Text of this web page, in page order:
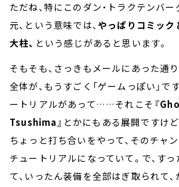
ただね、特にこのダン・トラクテンバ
元、という意味では、やっぱりコミック
大柱、 という感じがあると思います。
そもそも、さっきもメールにあった通
全体が、もうすごく「ゲームっぽい」で
ートリアルがあって……それこそ 『
Tsushima』 とかにもある展開ですけ
ちょっと打ち合いをやって、そのチャ
チュートリアルになっていて。で、す
て、いったん装備を全部はぎ取られて